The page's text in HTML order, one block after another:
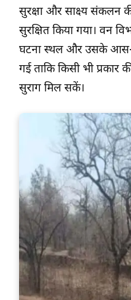
सुरक्षा और साक्ष्य संकलन
सुरक्षित किया गया। वन
घटना स्थल और उसके आस-
गई ताकि किसी भी प्रकार
सुराग मिल सकें।